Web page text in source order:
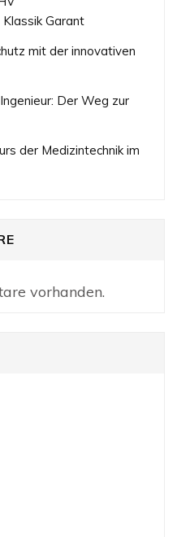
Garant
mit der innovativen
Der Weg zur
der Medizintechnik im
vorhanden.